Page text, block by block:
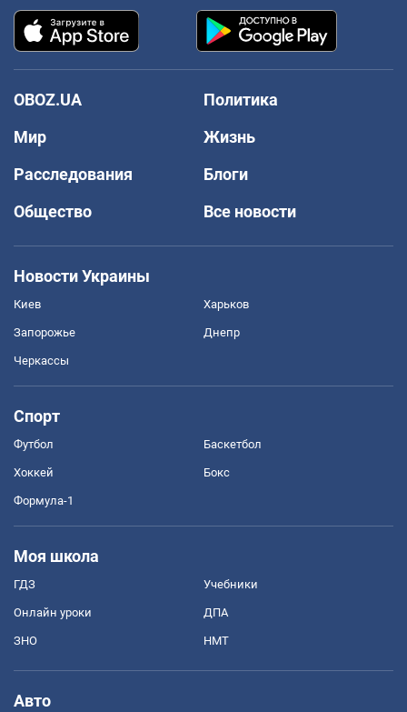
OBOZ.UA
Политика
Мир
Жизнь
Расследования
Блоги
Общество
Все новости
Новости Украины
Киев Харьков
Запорожье Днепр
Черкассы
Спорт
Футбол Баскетбол
Хоккей Бокс
Формула-1
Моя школа
ГДЗ Учебники
Онлайн уроки ДПА
ЗНО НМТ
Авто